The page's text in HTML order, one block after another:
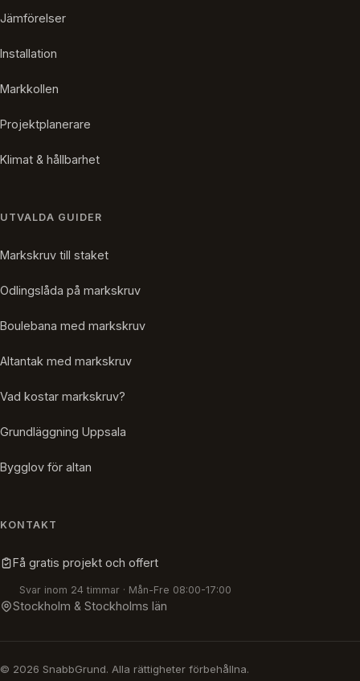
Jämförelser
Installation
Markkollen
Projektplanerare
Klimat & hållbarhet
UTVALDA GUIDER
Markskruv till staket
Odlingslåda på markskruv
Boulebana med markskruv
Altantak med markskruv
Vad kostar markskruv?
Grundläggning Uppsala
Bygglov för altan
KONTAKT
Få gratis projekt och offert
Svar inom 24 timmar · Mån-Fre 08:00-17:00
Stockholm & Stockholms län
© 2026 SnabbGrund. Alla rättigheter förbehållna.